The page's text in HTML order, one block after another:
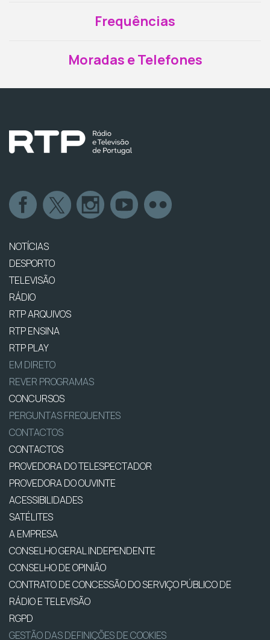
Frequências
Moradas e Telefones
NOTÍCIAS
DESPORTO
TELEVISÃO
RÁDIO
RTP ARQUIVOS
RTP ENSINA
RTP PLAY
EM DIRETO
REVER PROGRAMAS
CONCURSOS
PERGUNTAS FREQUENTES
CONTACTOS
CONTACTOS
PROVEDORA DO TELESPECTADOR
PROVEDORA DO OUVINTE
ACESSIBILIDADES
SATÉLITES
A EMPRESA
CONSELHO GERAL INDEPENDENTE
CONSELHO DE OPINIÃO
CONTRATO DE CONCESSÃO DO SERVIÇO PÚBLICO DE
RÁDIO E TELEVISÃO
RGPD
GESTÃO DAS DEFINIÇÕES DE COOKIES